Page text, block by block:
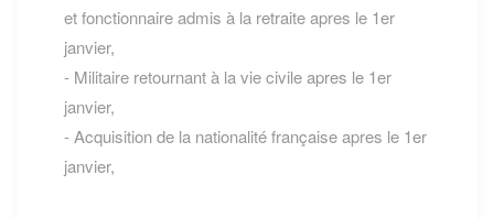
et fonctionnaire admis à la retraite apres le 1er
janvier,
- Militaire retournant à la vie civile apres le 1er
janvier,
- Acquisition de la nationalité française apres le 1er
janvier,